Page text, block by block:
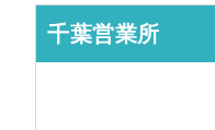
千葉営業所